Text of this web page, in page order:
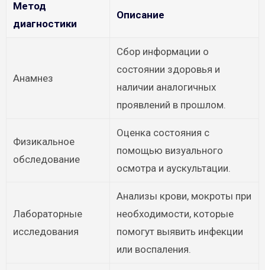
Метод
диагностики
Описание
Анамнез
Сбор информации о
состоянии здоровья и
наличии аналогичных
проявлений в прошлом.
Физикальное
обследование
Оценка состояния с
помощью визуального
осмотра и аускультации.
Лабораторные
исследования
Анализы крови, мокроты при
необходимости, которые
помогут выявить инфекции
или воспаления.